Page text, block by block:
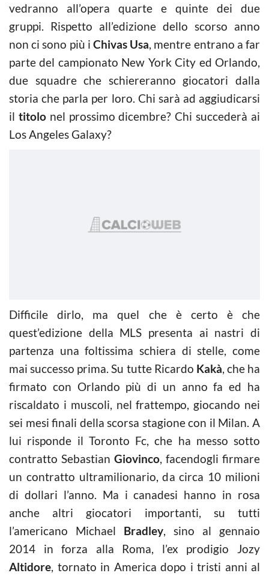
vedranno all’opera quarte e quinte dei due
gruppi. Rispetto all’edizione dello scorso anno
non ci sono più i Chivas Usa, mentre entrano a far
parte del campionato New York City ed Orlando,
due squadre che schiereranno giocatori dalla
storia che parla per loro. Chi sarà ad aggiudicarsi
il titolonel prossimo dicembre? Chi succederà ai
Los Angeles Galaxy?
Difficile dirlo, ma quel che è certo è che
quest’edizione della MLS presenta ai nastri di
partenza una foltissima schiera di stelle, come
mai successo prima. Su tutte Ricardo Kakà, che ha
firmato con Orlando più di un anno fa ed ha
riscaldato i muscoli, nel frattempo, giocando nei
sei mesi finali della scorsa stagione con il Milan. A
lui risponde il Toronto Fc, che ha messo sotto
contratto Sebastian Giovinco, facendogli firmare
un contratto ultramilionario, da circa 10 milioni
di dollari l’anno. Ma i canadesi hanno in rosa
anche altri giocatori importanti, su tutti
l’americano Michael Bradley, sino al gennaio
2014 in forza alla Roma, l’ex prodigio Jozy
Altidore, tornato in America dopo i tristi anni al